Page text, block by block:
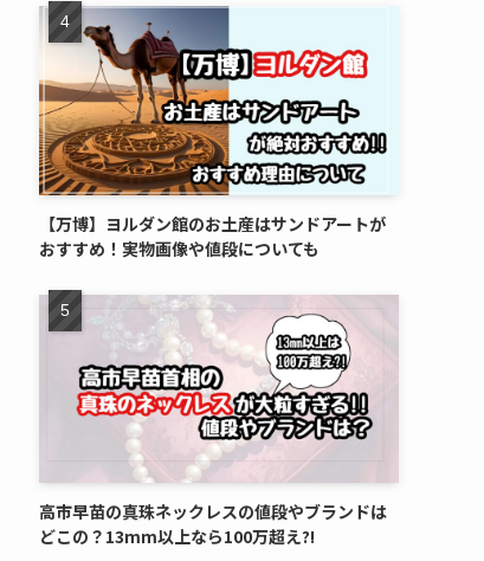
【万博】ヨルダン館のお土産はサンドアートが
おすすめ！実物画像や値段についても
高市早苗の真珠ネックレスの値段やブランドは
どこの？13mm以上なら100万超え?!